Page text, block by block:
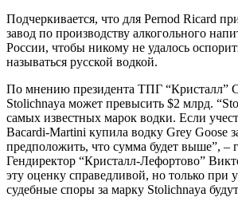
Подчеркивается, что для Pernod Ricard
завод по производству алкогольного
России, чтобы никому не удалось
называться русской водкой.
По мнению президента ТПГ “Кристалл”
Stolichnaya может превысить $2 млрд.
самых известных марок водки. Если
Bacardi-Martini купила водку Grey Goose
предположить, что сумма будет выше”, –
Гендиректор “Кристалл-Лефортово”
эту оценку справедливой, но только при
судебные споры за марку Stolichnaya